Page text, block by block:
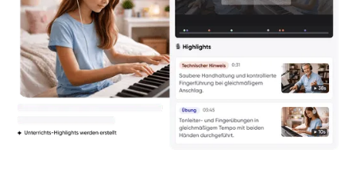
Yuna
Klavier / Piano / Flügel
Camilla
Klavier / Piano / Flügel
Negin
Klavier / Piano / Flügel
Katarzyna
Klavier / Piano / Flügel